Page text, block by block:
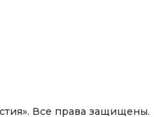
Все права защищены.